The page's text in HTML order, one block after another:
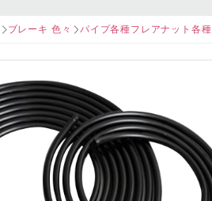
ブレーキ 色々 パイプ各種フレアナット各種